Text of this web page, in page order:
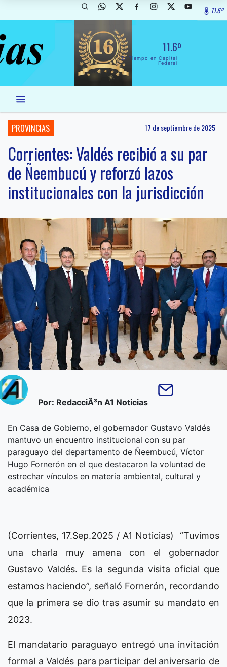
11.6º
11.6º
El Tiempo en Capital
Federal
PROVINCIAS 17 de septiembre de 2025
Corrientes: Valdés recibió a su par
de Ñeembucú y reforzó lazos
institucionales con la jurisdicción
Por: RedacciÃ³n A1 Noticias
En Casa de Gobierno, el gobernador Gustavo Valdés
mantuvo un encuentro institucional con su par
paraguayo del departamento de Ñeembucú, Víctor
Hugo Fornerón en el que destacaron la voluntad de
estrechar vínculos en materia ambiental, cultural y
académica
(Corrientes, 17.Sep.2025 / A1 Noticias) “Tuvimos
una charla muy amena con el gobernador
Gustavo Valdés. Es la segunda visita oficial que
estamos haciendo”, señaló Fornerón, recordando
que la primera se dio tras asumir su mandato en
2023.
El mandatario paraguayo entregó una invitación
formal a Valdés para participar del aniversario de